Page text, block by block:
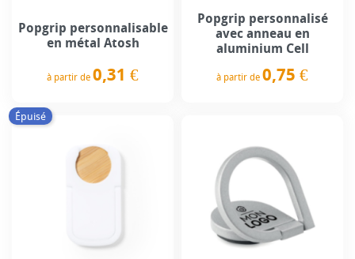
Popgrip personnalisable
en métal Atosh
à partir de 0,31 €
Popgrip personnalisé
avec anneau en
aluminium Cell
à partir de 0,75 €
Épuisé